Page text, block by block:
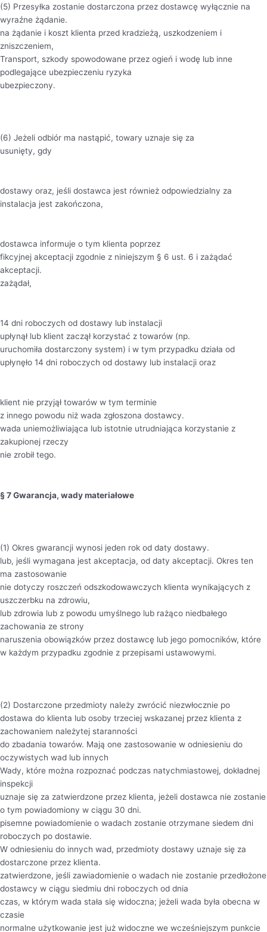
(5) Przesyłka zostanie dostarczona przez dostawcę wyłącznie na
wyraźne żądanie.
na żądanie i koszt klienta przed kradzieżą, uszkodzeniem i
zniszczeniem,
Transport, szkody spowodowane przez ogień i wodę lub inne
podlegające ubezpieczeniu ryzyka
ubezpieczony.
(6) Jeżeli odbiór ma nastąpić, towary uznaje się za
usunięty, gdy
dostawy oraz, jeśli dostawca jest również odpowiedzialny za
instalacja jest zakończona,
dostawca informuje o tym klienta poprzez
fikcyjnej akceptacji zgodnie z niniejszym § 6 ust. 6 i zażądać
akceptacji.
zażądał,
14 dni roboczych od dostawy lub instalacji
upłynął lub klient zaczął korzystać z towarów (np.
uruchomiła dostarczony system) i w tym przypadku działa od
upłynęło 14 dni roboczych od dostawy lub instalacji oraz
klient nie przyjął towarów w tym terminie
z innego powodu niż wada zgłoszona dostawcy.
wada uniemożliwiająca lub istotnie utrudniająca korzystanie z
zakupionej rzeczy
nie zrobił tego.
§ 7 Gwarancja, wady materiałowe
(1) Okres gwarancji wynosi jeden rok od daty dostawy.
lub, jeśli wymagana jest akceptacja, od daty akceptacji. Okres ten
ma zastosowanie
nie dotyczy roszczeń odszkodowawczych klienta wynikających z
uszczerbku na zdrowiu,
lub zdrowia lub z powodu umyślnego lub rażąco niedbałego
zachowania ze strony
naruszenia obowiązków przez dostawcę lub jego pomocników, które
w każdym przypadku zgodnie z przepisami ustawowymi.
(2) Dostarczone przedmioty należy zwrócić niezwłocznie po
dostawa do klienta lub osoby trzeciej wskazanej przez klienta z
zachowaniem należytej staranności
do zbadania towarów. Mają one zastosowanie w odniesieniu do
oczywistych wad lub innych
Wady, które można rozpoznać podczas natychmiastowej, dokładnej
inspekcji
uznaje się za zatwierdzone przez klienta, jeżeli dostawca nie zostanie
o tym powiadomiony w ciągu 30 dni.
pisemne powiadomienie o wadach zostanie otrzymane siedem dni
roboczych po dostawie.
W odniesieniu do innych wad, przedmioty dostawy uznaje się za
dostarczone przez klienta.
zatwierdzone, jeśli zawiadomienie o wadach nie zostanie przedłożone
dostawcy w ciągu siedmiu dni roboczych od dnia
czas, w którym wada stała się widoczna; jeżeli wada była obecna w
czasie
normalne użytkowanie jest już widoczne we wcześniejszym punkcie